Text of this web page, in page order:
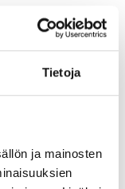
Tietoja
ja mainosten